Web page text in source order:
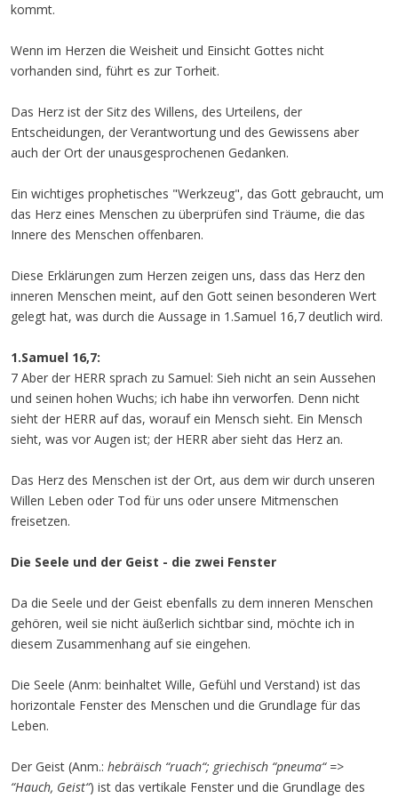
kommt.
Wenn im Herzen die Weisheit und Einsicht Gottes nicht
vorhanden sind, führt es zur Torheit.
Das Herz ist der Sitz des Willens, des Urteilens, der
Entscheidungen, der Verantwortung und des Gewissens aber
auch der Ort der unausgesprochenen Gedanken.
Ein wichtiges prophetisches "Werkzeug", das Gott gebraucht, um
das Herz eines Menschen zu überprüfen sind Träume, die das
Innere des Menschen offenbaren.
Diese Erklärungen zum Herzen zeigen uns, dass das Herz den
inneren Menschen meint, auf den Gott seinen besonderen Wert
gelegt hat, was durch die Aussage in 1.Samuel 16,7 deutlich wird.
1.Samuel 16,7:
7 Aber der HERR sprach zu Samuel: Sieh nicht an sein Aussehen
und seinen hohen Wuchs; ich habe ihn verworfen. Denn nicht
sieht der HERR auf das, worauf ein Mensch sieht. Ein Mensch
sieht, was vor Augen ist; der HERR aber sieht das Herz an.
Das Herz des Menschen ist der Ort, aus dem wir durch unseren
Willen Leben oder Tod für uns oder unsere Mitmenschen
freisetzen.
Die Seele und der Geist - die zwei Fenster
Da die Seele und der Geist ebenfalls zu dem inneren Menschen
gehören, weil sie nicht äußerlich sichtbar sind, möchte ich in
diesem Zusammenhang auf sie eingehen.
Die Seele (Anm: beinhaltet Wille, Gefühl und Verstand) ist das
horizontale Fenster des Menschen und die Grundlage für das
Leben.
Der Geist (Anm.: hebräisch “ruach“; griechisch “pneuma“ =>
“Hauch, Geist“) ist das vertikale Fenster und die Grundlage des